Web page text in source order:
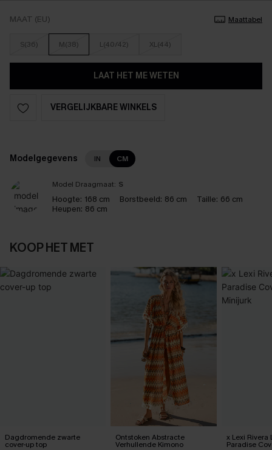
MAAT (EU) Maattabel
S(36) M(38) L(40/42) XL(44)
LAAT HET ME WETEN
VERGELIJKBARE WINKELS
Modelgegevens IN CM
Model Draagmaat: S
Hoogte: 168 cm Borstbeeld: 86 cm Taille: 66 cm
Heupen: 86 cm
KOOP HET MET
Dagdromende zwarte
cover-up top
Ontstoken Abstracte
Verhullende Kimono
x Lexi Rivera
Paradise